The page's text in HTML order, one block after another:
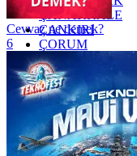
ÇANAKKALE
ÇANKIRI
ÇORUM
İSTANBUL
İZMİR
ŞANLIURFA
ŞIRNAK
Cevvaz ne demek?
6